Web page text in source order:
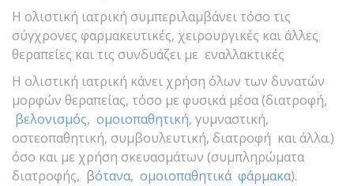
Η ολιστική ιατρική συμπεριλαμβάνει τόσο τις
σύγχρονες φαρμακευτικές, χειρουργικές και άλλες
θεραπείες και τις συνδυάζει με εναλλακτικές
Η ολιστική ιατρική κάνει χρήση όλων των δυνατών
μορφών θεραπείας, τόσο με φυσικά μέσα (διατροφή,
βελονισμός, ομοιοπαθητική, γυμναστική,
οστεοπαθητική, συμβουλευτική, διατροφή και άλλα.)
όσο και με χρήση σκευασμάτων (συμπληρώματα
διατροφής, βότανα, ομοιοπαθητικά φάρμακα).